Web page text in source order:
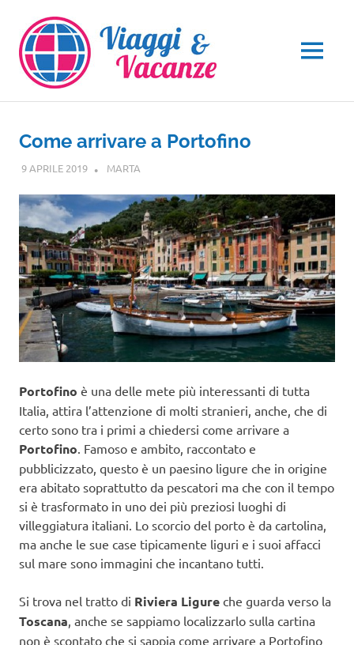
contenuto
MENU
Come arrivare a Portofino
9 APRILE 2019 MARTA
Portofino è una delle mete più interessanti di tutta
Italia, attira l’attenzione di molti stranieri, anche, che di
certo sono tra i primi a chiedersi come arrivare a
Portofino . Famoso e ambito, raccontato e
pubblicizzato, questo è un paesino ligure che in origine
era abitato soprattutto da pescatori ma che con il tempo
si è trasformato in uno dei più preziosi luoghi di
villeggiatura italiani. Lo scorcio del porto è da cartolina,
ma anche le sue case tipicamente liguri e i suoi affacci
sul mare sono immagini che incantano tutti.
Si trova nel tratto di Riviera Ligure che guarda verso la
Toscana , anche se sappiamo localizzarlo sulla cartina
non è scontato che si sappia come arrivare a Portofino